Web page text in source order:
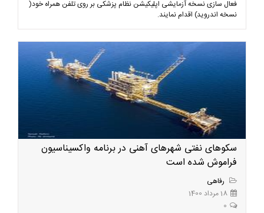
فعال سازی نسخه آزمایشی اپلیکیشن نظام پزشکی بر روی تلفن همراه خود(
نسخه اندروید) اقدام نمایند.
سکوهای نفتی شهرهای آهنی در برنامه واکسیناسیون
فراموش شده است
رفاهی
18 مرداد 1400
0